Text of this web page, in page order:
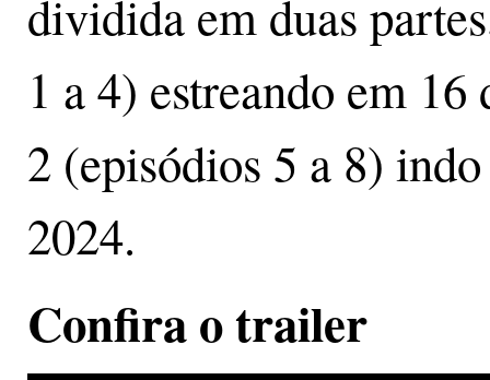
dividida em duas
1 a 4) estreando em
2 (episódios 5 a 8)
2024.
Confira o trailer